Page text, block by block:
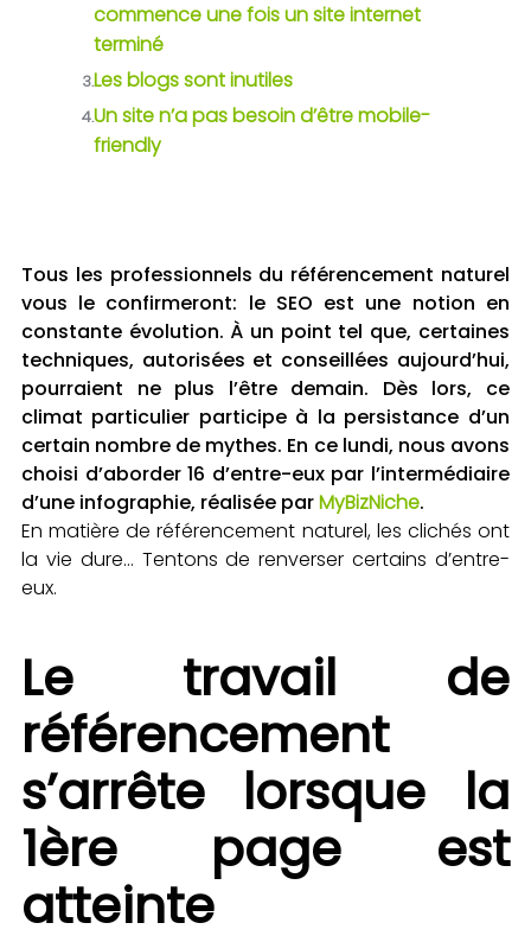
commence une fois un site internet
terminé
3.Les blogs sont inutiles
4.Un site n’a pas besoin d’être mobile-
friendly
Tous les professionnels du référencement naturel
vous le confirmeront: le SEO est une notion en
constante évolution. À un point tel que, certaines
techniques, autorisées et conseillées aujourd’hui,
pourraient ne plus l’être demain. Dès lors, ce
climat particulier participe à la persistance d’un
certain nombre de mythes. En ce lundi, nous avons
choisi d’aborder 16 d’entre-eux par l’intermédiaire
d’une infographie, réalisée parMyBizNiche.
En matière de référencement naturel, les clichés ont
la vie dure… Tentons de renverser certains d’entre-
eux.
Le travail de
référencement
s’arrête lorsque la
1ère page est
atteinte